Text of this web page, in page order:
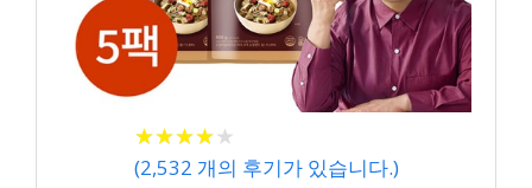
★★★★★
★★★★★
(2,532 개의 후기가 있습니다.)